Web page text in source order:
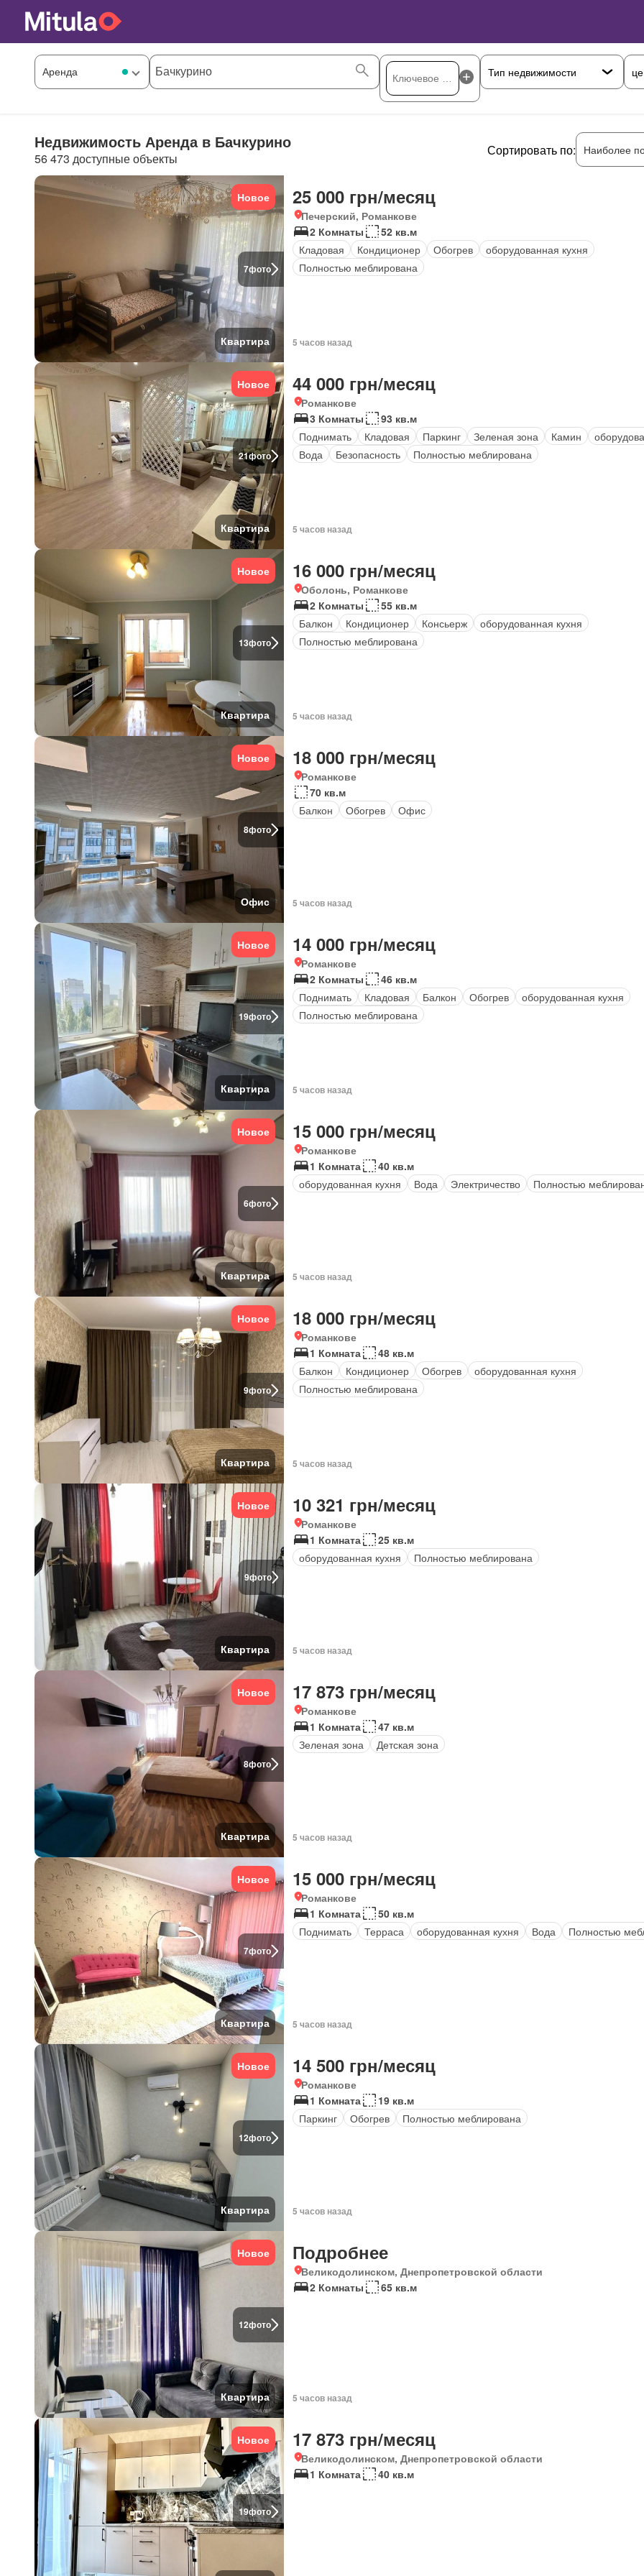
Недвижимость Аренда в Бачкурино
56 473 доступные объекты
Сортировать по: Наиболее
7фото
Новое
Квартира
25 000 грн/месяц
Печерский, Романкове
2 Комнаты
52 кв.м
Кладовая
Кондиционер Обогрев
оборудованная кухня
Полностью меблирована
5 часов назад
21фото
Новое
Квартира
44 000 грн/месяц
Романкове
3 Комнаты
93 кв.м
Поднимать
Кладовая Паркинг Зеленая зона Камин
Вода
Безопасность Полностью меблирована
5 часов назад
13фото
Новое
Квартира
16 000 грн/месяц
Оболонь, Романкове
2 Комнаты
55 кв.м
Балкон
Кондиционер Консьерж
оборудованная кухня
Полностью меблирована
5 часов назад
8фото
Новое
Офис
18 000 грн/месяц
Романкове
70 кв.м
Балкон
Обогрев Офис
5 часов назад
19фото
Новое
Квартира
14 000 грн/месяц
Романкове
2 Комнаты
46 кв.м
Поднимать
Кладовая Балкон Обогрев
оборудованная кухня
Полностью меблирована
5 часов назад
6фото
Новое
Квартира
15 000 грн/месяц
Романкове
1 Комната
40 кв.м
оборудованная кухня
Вода Электричество Полностью
5 часов назад
9фото
Новое
Квартира
18 000 грн/месяц
Романкове
1 Комната
48 кв.м
Балкон
Кондиционер Обогрев
оборудованная кухня
Полностью меблирована
5 часов назад
9фото
Новое
Квартира
10 321 грн/месяц
Романкове
1 Комната
25 кв.м
оборудованная кухня
Полностью меблирована
5 часов назад
8фото
Новое
Квартира
17 873 грн/месяц
Романкове
1 Комната
47 кв.м
Зеленая зона
Детская зона
5 часов назад
7фото
Новое
Квартира
15 000 грн/месяц
Романкове
1 Комната
50 кв.м
Поднимать
Терраса оборудованная кухня Вода Полностью
5 часов назад
12фото
Новое
Квартира
14 500 грн/месяц
Романкове
1 Комната
19 кв.м
Паркинг
Обогрев Полностью меблирована
5 часов назад
12фото
Новое
Квартира
Подробнее
Великодолинском, Днепропетровской области
2 Комнаты
65 кв.м
5 часов назад
19фото
Новое 17 873 грн/месяц
Великодолинском, Днепропетровской области
1 Комната
40 кв.м